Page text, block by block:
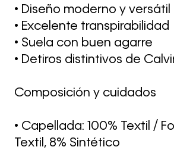
• Diseño moderno y versátil
• Excelente transpirabilidad
• Suela con buen agarre
• Detiros distintivos de
Composición y cuidados
• Capellada: 100% Textil /
Textil, 8% Sintético